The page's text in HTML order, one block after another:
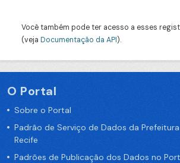
Você também pode ter acesso a esses
(veja Documentação da API).
O Portal
Sobre o Portal
Padrão de Serviço de Dados da
Recife
Padrões de Publicação dos Dados no